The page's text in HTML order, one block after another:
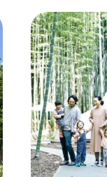
横芝光町
一宮町
睦沢町
長生村
白子町
長柄町